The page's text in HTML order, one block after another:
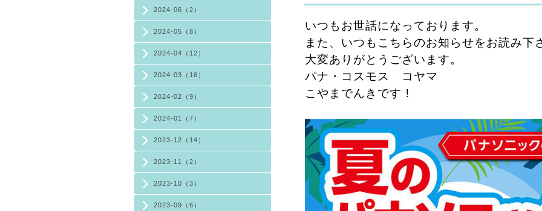
2024-06（2）
2024-05（8）
2024-04（12）
2024-03（16）
2024-02（9）
2024-01（7）
2023-12（14）
2023-11（2）
2023-10（3）
2023-09（6）
いつもお世話になっております。
また、いつもこちらのお知らせをお読み下
大変ありがとうございます。
パナ・コスモス コヤマ
こやまでんきです！